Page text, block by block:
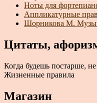
Ноты для
Аппликатурные
Шорникова М.
Цитаты,
Когда будешь постарше,
Жизненные правила
Магазин